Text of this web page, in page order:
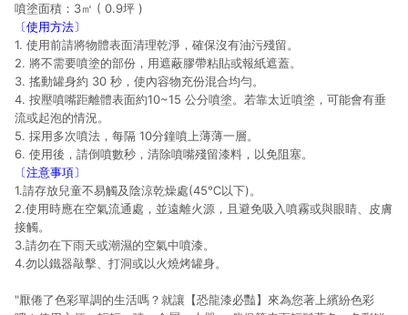
噴塗面積：3㎡ ( 0.9坪 )
〔使用方法〕
1. 使用前請將物體表面清理乾淨，確保沒有油污殘留。
2. 將不需要噴塗的部份，用遮蔽膠帶粘貼或報紙遮蓋。
3. 搖動罐身約 30 秒，使內容物充份混合均勻。
4. 按壓噴嘴距離體表面約10~15 公分噴塗。若靠太近噴塗，可能會有垂
流或起泡的情況。
5. 採用多次噴法，每隔 10分鐘噴上薄薄一層。
6. 使用後，請倒噴數秒，清除噴嘴殘留漆料，以免阻塞。
〔注意事項〕
1.請存放兒童不易觸及陰涼乾燥處(45℃以下)。
2.使用時應在空氣流通處，並遠離火源，且避免吸入噴霧或與眼睛、皮膚
接觸。
3.請勿在下雨天或潮濕的空氣中噴漆。
4.勿以鐵器敲擊、打洞或以火燒烤罐身。
"厭倦了色彩單調的生活嗎？就讓【恐龍漆必豔】來為您著上繽紛色彩